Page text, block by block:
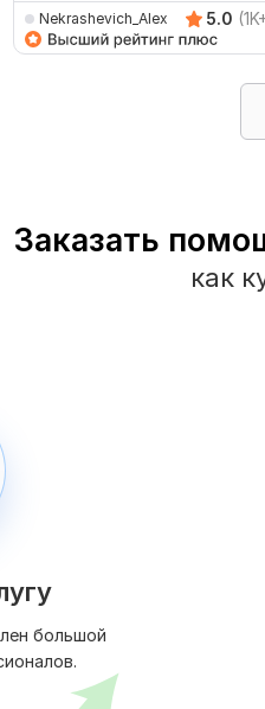
Nekrashevich_Alex 5.0
Заказать
как
большой